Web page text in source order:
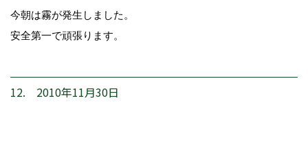
今朝は霧が発生しました。
安全第一で頑張ります。
12. 2010年11月30日